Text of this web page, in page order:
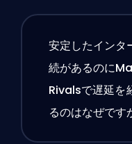
安定したインタ
続があるのに
Rivalsで遅延を
るのはなぜです